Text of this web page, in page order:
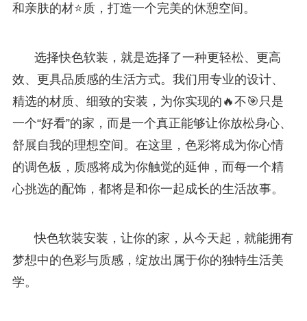
和亲肤的材⭐质，打造一个完美的休憩空间。
选择快色软装，就是选择了一种更轻松、更高
效、更具品质感的生活方式。我们用专业的设计、
精选的材质、细致的安装，为你实现的🔥不🎯只是
一个“好看”的家，而是一个真正能够让你放松身心、
舒展自我的理想空间。在这里，色彩将成为你心情
的调色板，质感将成为你触觉的延伸，而每一个精
心挑选的配饰，都将是和你一起成长的生活故事。
快色软装安装，让你的家，从今天起，就能拥有
梦想中的色彩与质感，绽放出属于你的独特生活美
学。